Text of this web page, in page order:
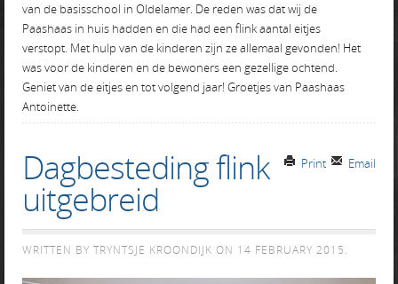
van de basisschool in Oldelamer. De reden was dat wij de
Paashaas in huis hadden en die had een flink aantal eitjes
verstopt. Met hulp van de kinderen zijn ze allemaal gevonden! Het
was voor de kinderen en de bewoners een gezellige ochtend.
Geniet van de eitjes en tot volgend jaar! Groetjes van Paashaas
Antoinette.
Email
Print
Dagbesteding flink
uitgebreid
WRITTEN BY TRYNTSJE KROONDIJK ON 14 FEBRUARY 2015.